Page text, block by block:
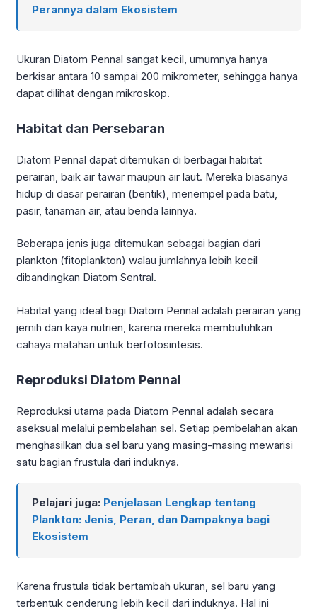
Perannya dalam Ekosistem
Ukuran Diatom Pennal sangat kecil, umumnya hanya
berkisar antara 10 sampai 200 mikrometer, sehingga hanya
dapat dilihat dengan mikroskop.
Habitat dan Persebaran
Diatom Pennal dapat ditemukan di berbagai habitat
perairan, baik air tawar maupun air laut. Mereka biasanya
hidup di dasar perairan (bentik), menempel pada batu,
pasir, tanaman air, atau benda lainnya.
Beberapa jenis juga ditemukan sebagai bagian dari
plankton (fitoplankton) walau jumlahnya lebih kecil
dibandingkan Diatom Sentral.
Habitat yang ideal bagi Diatom Pennal adalah perairan yang
jernih dan kaya nutrien, karena mereka membutuhkan
cahaya matahari untuk berfotosintesis.
Reproduksi Diatom Pennal
Reproduksi utama pada Diatom Pennal adalah secara
aseksual melalui pembelahan sel. Setiap pembelahan akan
menghasilkan dua sel baru yang masing-masing mewarisi
satu bagian frustula dari induknya.
Pelajari juga: Penjelasan Lengkap tentang
Plankton: Jenis, Peran, dan Dampaknya bagi
Ekosistem
Karena frustula tidak bertambah ukuran, sel baru yang
terbentuk cenderung lebih kecil dari induknya. Hal ini